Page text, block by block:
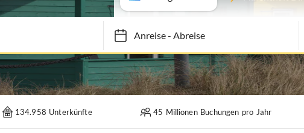
Anreise-Abreise
134.958 Unterkünfte 45 Millionen Buchungen pro Jahr